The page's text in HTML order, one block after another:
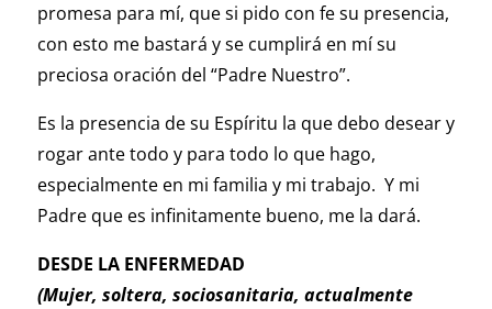
promesa para mí, que si pido con fe su presencia,
con esto me bastará y se cumplirá en mí su
preciosa oración del “Padre Nuestro”.
Es la presencia de su Espíritu la que debo desear y
rogar ante todo y para todo lo que hago,
especialmente en mi familia y mi trabajo. Y mi
Padre que es infinitamente bueno, me la dará.
DESDE LA ENFERMEDAD
(Mujer, soltera, sociosanitaria, actualmente